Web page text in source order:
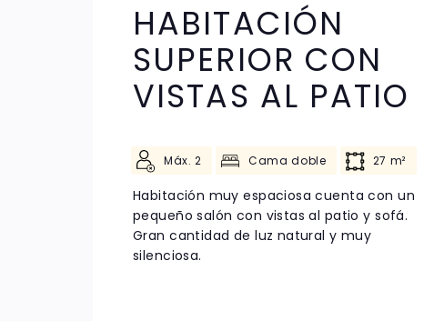
HABITACIÓN
SUPERIOR CON
VISTAS AL PATIO
Máx. 2 Cama doble 27 m²
Habitación muy espaciosa cuenta con un
pequeño salón con vistas al patio y sofá.
Gran cantidad de luz natural y muy
silenciosa.